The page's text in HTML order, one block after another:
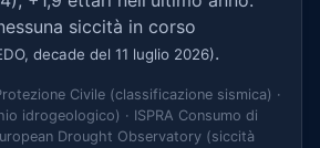
siccità in corso
decade del 11 luglio 2026).
Civile (classificazione sismica) ·
idrogeologico) · ISPRA Consumo di
Drought Observatory (siccità